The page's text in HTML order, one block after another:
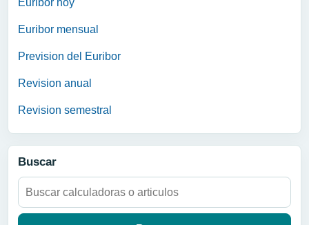
Euribor hoy
Euribor mensual
Prevision del Euribor
Revision anual
Revision semestral
Buscar
Buscar: